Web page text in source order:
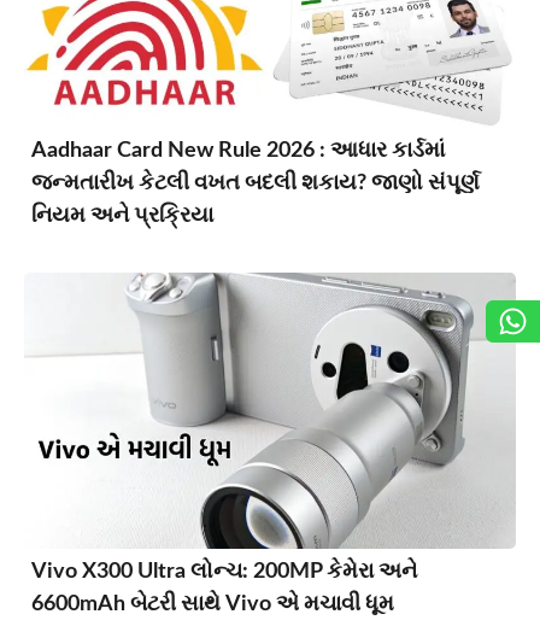
Aadhaar Card New Rule 2026 : આધાર કાર્ડમાં
જન્મતારીખ કેટલી વખત બદલી શકાય? જાણો સંપૂર્ણ
નિયમ અને પ્રક્રિયા
Vivo X300 Ultra લોન્ચ: 200MP કેમેરા અને
6600mAh બેટરી સાથે Vivo એ મચાવી ધૂમ